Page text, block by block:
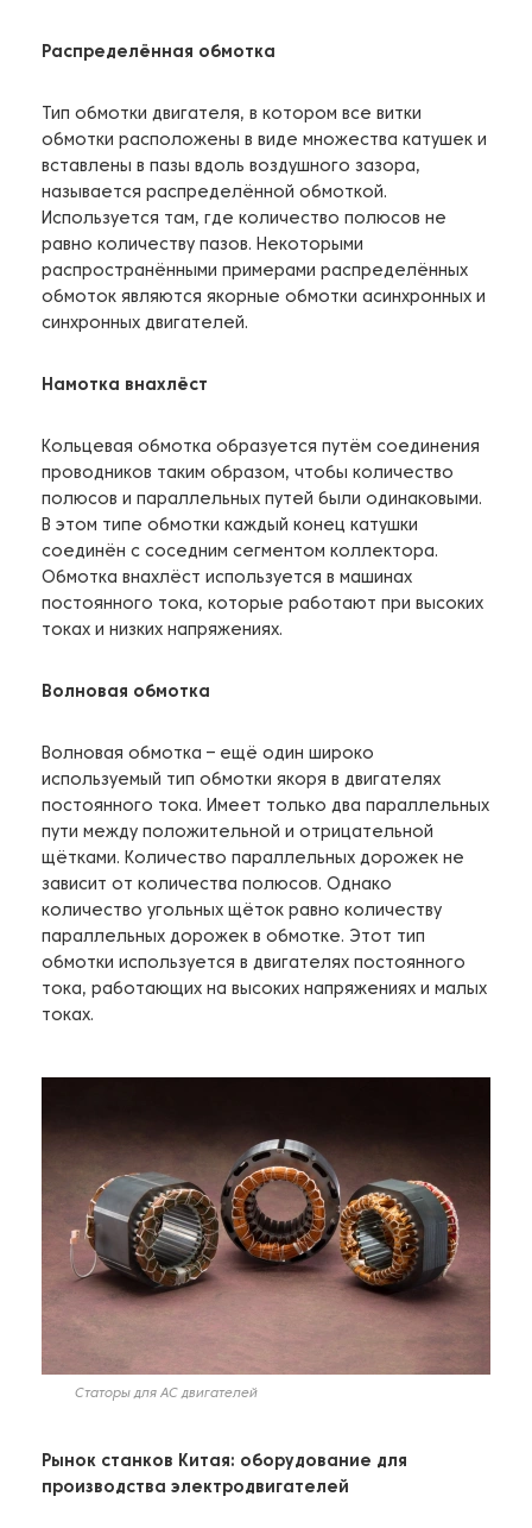
Распределённая обмотка
Тип обмотки двигателя, в котором все витки
обмотки расположены в виде множества катушек и
вставлены в пазы вдоль воздушного зазора,
называется распределённой обмоткой.
Используется там, где количество полюсов не
равно количеству пазов. Некоторыми
распространёнными примерами распределённых
обмоток являются якорные обмотки асинхронных и
синхронных двигателей.
Намотка внахлёст
Кольцевая обмотка образуется путём соединения
проводников таким образом, чтобы количество
полюсов и параллельных путей были одинаковыми.
В этом типе обмотки каждый конец катушки
соединён с соседним сегментом коллектора.
Обмотка внахлёст используется в машинах
постоянного тока, которые работают при высоких
токах и низких напряжениях.
Волновая обмотка
Волновая обмотка – ещё один широко
используемый тип обмотки якоря в двигателях
постоянного тока. Имеет только два параллельных
пути между положительной и отрицательной
щётками. Количество параллельных дорожек не
зависит от количества полюсов. Однако
количество угольных щёток равно количеству
параллельных дорожек в обмотке. Этот тип
обмотки используется в двигателях постоянного
тока, работающих на высоких напряжениях и малых
токах.
Статоры для AC двигателей
Рынок станков Китая: оборудование для
производства электродвигателей